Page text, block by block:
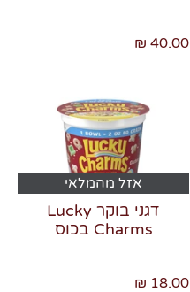
40.00 ₪
אזל מהמלאי
דגני בוקר Lucky
Charms בכוס
18.00 ₪